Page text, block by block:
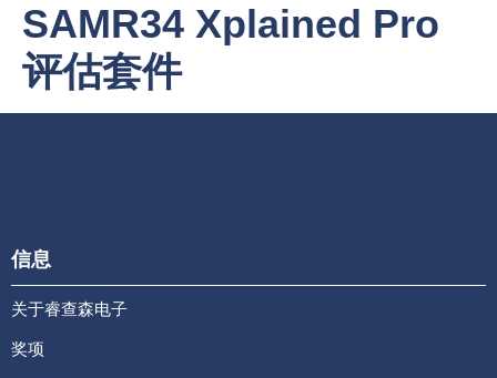
SAMR34 Xplained Pro
评估套件
信息
关于睿查森电子
奖项